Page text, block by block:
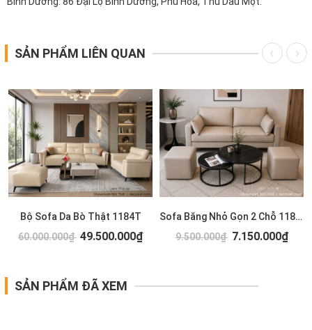
SẢN PHẨM LIÊN QUAN
Bộ Sofa Da Bò Thật 1184T
60.000.000₫ 49.500.000₫
Sofa Băng Nhỏ Gọn 2 Chỗ 1183T
9.500.000₫ 7.150.000₫
SẢN PHẨM ĐÃ XEM